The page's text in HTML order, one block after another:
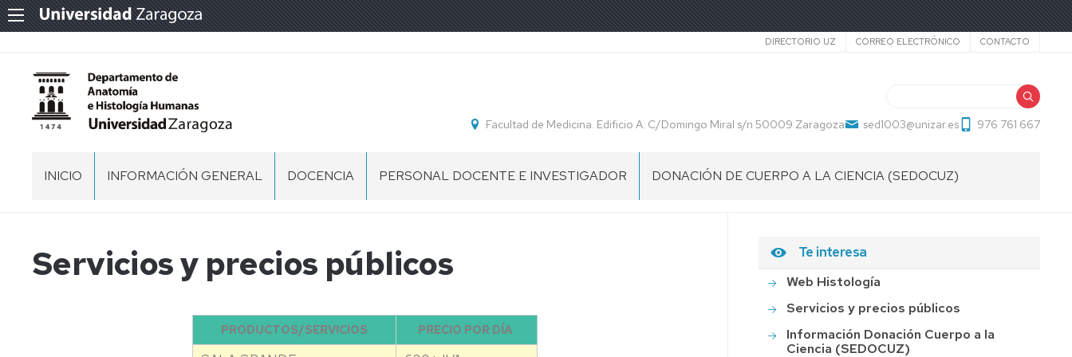
Secundario
DIRECTORIO UZ CORREO ELECTRÓNICO CONTACTO
Facultad de Medicina. Edificio A. C/Domingo Miral s/n 50009 Zaragoza sed1003@unizar.es 976 761 667
INICIO INFORMACIÓN GENERAL
ÓRGANOS
DE
DOCENCIA
BECAS
ERASMUS
PERSONAL DOCENTE E INVESTIGADOR
INVESTIGADOR
2026/2027
DONACIÓN DE CUERPO A LA CIENCIA (SEDOCUZ)
Servicios y precios públicos
PRODUCTOS/SERVICIOS PRECIO POR DÍA
Te interesa
Web Histología
Servicios y precios públicos
Información Donación Cuerpo a la
Ciencia (SEDOCUZ)